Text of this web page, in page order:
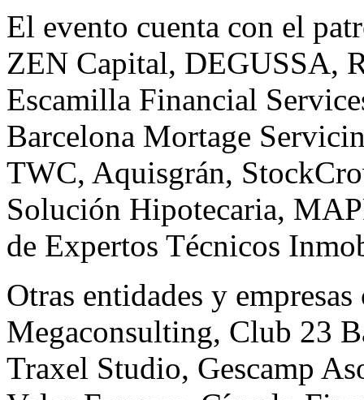
El evento cuenta con el
ZEN Capital, DEGUSSA,
Escamilla Financial
Barcelona Mortage
TWC, Aquisgrán,
Solución Hipotecaria,
de Expertos Técnicos
Otras entidades y
Megaconsulting, Club 23
Traxel Studio, Gescamp